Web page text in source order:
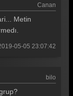
Canan
Metin
05-05 23:07:42
bilo